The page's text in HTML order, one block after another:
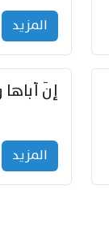
المزید
المزید